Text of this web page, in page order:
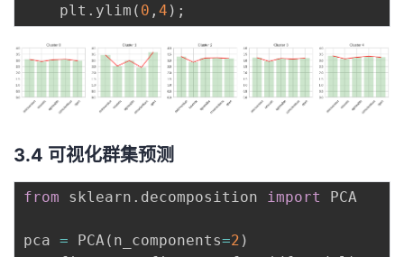
    plt
. ylim ( 0 , 4 ) ;
3.4 可视化群集预测
from sklearn . decomposition import PCA
pca = PCA( n_components=2 )